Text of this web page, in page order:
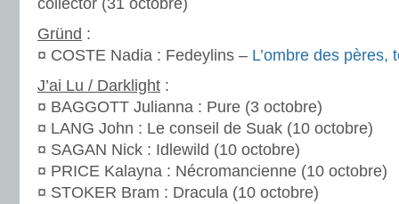
collector (31 octobre)
Gründ :
¤ COSTE Nadia : Fedeylins – L’ombre des pères,
J’ai Lu / Darklight :
¤ BAGGOTT Julianna : Pure (3 octobre)
¤ LANG John : Le conseil de Suak (10 octobre)
¤ SAGAN Nick : Idlewild (10 octobre)
¤ PRICE Kalayna : Nécromancienne (10 octobre)
¤ STOKER Bram : Dracula (10 octobre)